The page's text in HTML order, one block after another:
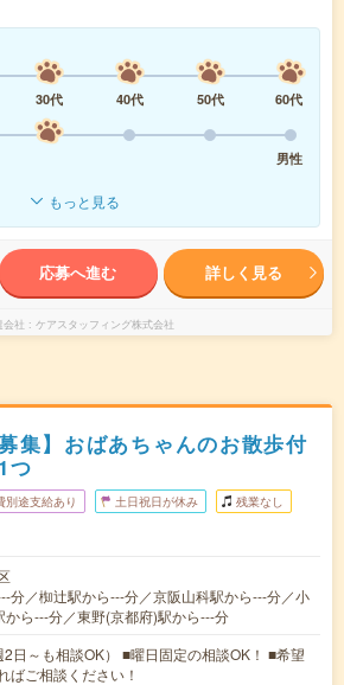
30代 40代 50代
60代
男性
もっと見る
応募へ進む 詳しく見る
社 ケアスタッフィング株式会社
集】おばあちゃんのお散歩付
つ
別途支給あり 土日祝日が休み 残業なし
分／椥辻駅から---分／京阪山科駅から---分／小
から---分／東野(京都府)駅から---分
日～も相談OK） ■曜日固定の相談OK！ ■希望
ばご相談ください！